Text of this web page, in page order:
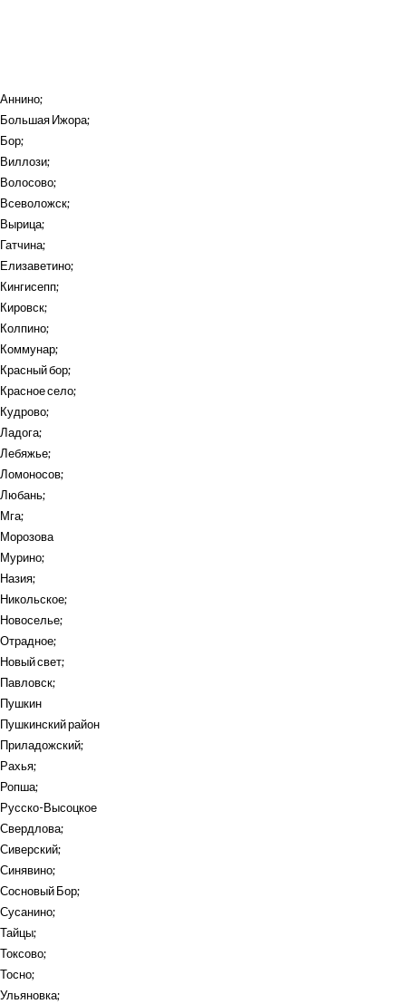
Аннино;
Большая Ижора;
Бор;
Виллози;
Волосово;
Всеволожск;
Вырица;
Гатчина;
Елизаветино;
Кингисепп;
Кировск;
Колпино;
Коммунар;
Красный бор;
Красное село;
Кудрово;
Ладога;
Лебяжье;
Ломоносов;
Любань;
Мга;
Морозова
Мурино;
Назия;
Никольское;
Новоселье;
Отрадное;
Новый свет;
Павловск;
Пушкин
Пушкинский район
Приладожский;
Рахья;
Ропша;
Русско-Высоцкое
Свердлова;
Сиверский;
Синявино;
Сосновый Бор;
Сусанино;
Тайцы;
Токсово;
Тосно;
Ульяновка;